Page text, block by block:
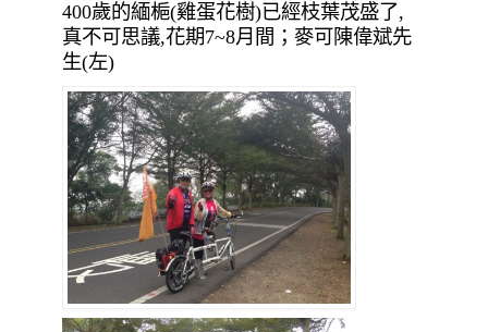
400歲的緬梔(雞蛋花樹)已經枝葉茂盛了,
真不可思議,花期7~8月間；麥可陳偉斌先
生(左)